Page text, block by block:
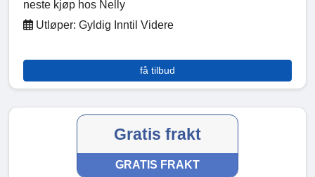
neste kjøp hos Nelly
Utløper: Gyldig Inntil Videre
få tilbud
Gratis frakt
GRATIS FRAKT